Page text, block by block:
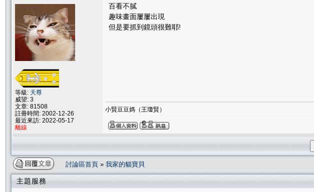
等級: 天尊
威望: 3
文章: 81508
註冊時間: 2002-12-26
最近來訪: 2022-05-17
離線
百看不膩
趣味畫面屢屢出現
但是要抓到鏡頭很難耶!
小賢豆豆媽（王瓊賢）
討論區首頁 » 我家的貓寶貝
主題服務